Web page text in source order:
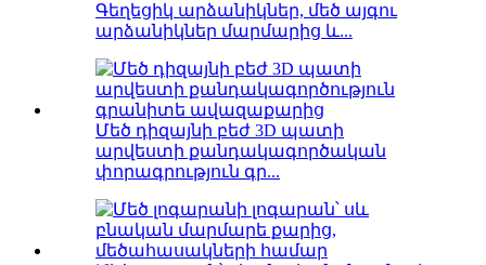
Գեղեցիկ արձանիկներ, մեծ այգու
արձանիկներ մարմարից և...
Մեծ դիզայնի բեժ 3D պատի
արվեստի քանդակագործական
փորագրություն գր...